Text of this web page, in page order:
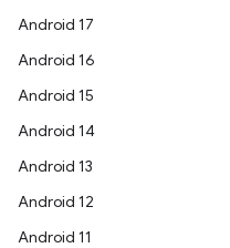
Android 17
Android 16
Android 15
Android 14
Android 13
Android 12
Android 11